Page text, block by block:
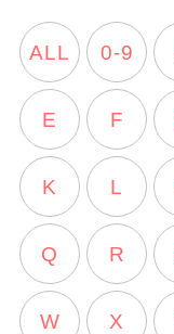
ALL 0-9
E F
K L
Q R
W X